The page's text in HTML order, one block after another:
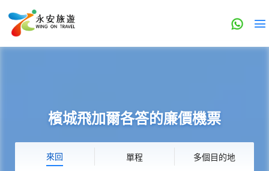
檳城飛加爾各答的廉價機票
來回 單程 多個目的地